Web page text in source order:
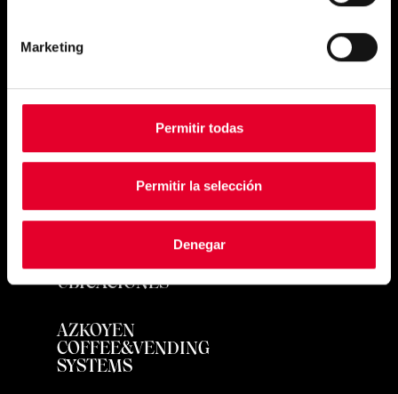
Marketing
Permitir todas
Permitir la selección
Denegar
Simply
exquisite
UBICACIONES
AZKOYEN
COFFEE&VENDING
SYSTEMS